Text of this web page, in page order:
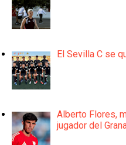
El Sevilla C se
Alberto Flores,
jugador del